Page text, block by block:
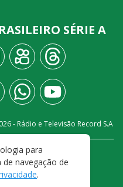
SÉRIE A
- Rádio e Televisão Record S.A
PRIVACIDADE
DE USO
para
navegação de
.